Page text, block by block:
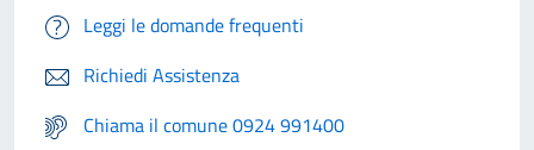
Leggi le domande frequenti
Richiedi Assistenza
Chiama il comune 0924 991400